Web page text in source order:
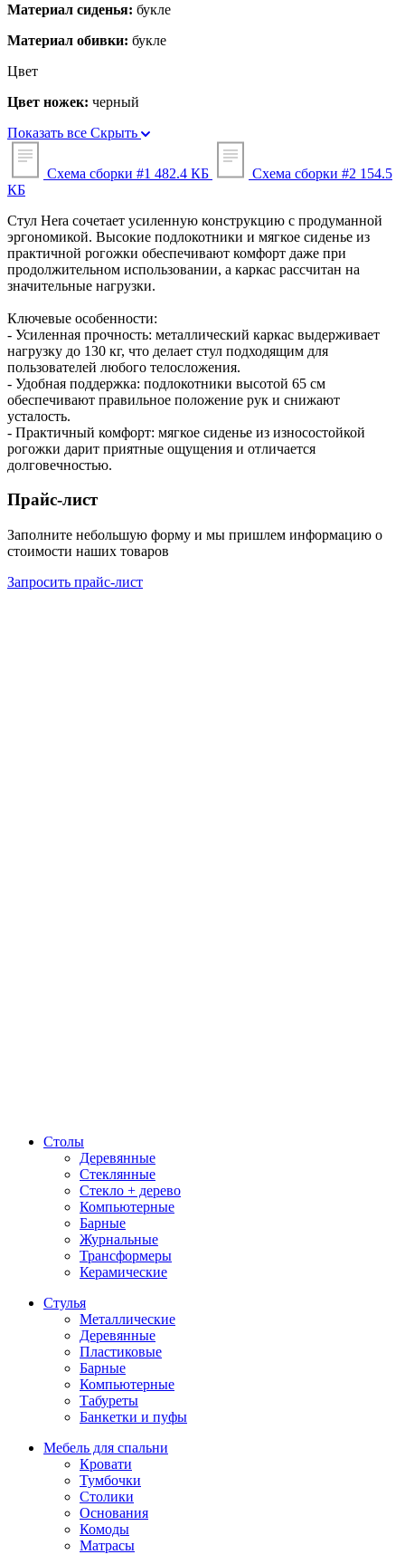
Материал сиденья: букле
Материал обивки: букле
Цвет
Цвет ножек: черный
Показать все Скрыть
Схема сборки #1 482.4 КБ Схема сборки #2 154.5
КБ
Стул Hera сочетает усиленную конструкцию с продуманной
эргономикой. Высокие подлокотники и мягкое сиденье из
практичной рогожки обеспечивают комфорт даже при
продолжительном использовании, а каркас рассчитан на
значительные нагрузки.
Ключевые особенности:
- Усиленная прочность: металлический каркас выдерживает
нагрузку до 130 кг, что делает стул подходящим для
пользователей любого телосложения.
- Удобная поддержка: подлокотники высотой 65 см
обеспечивают правильное положение рук и снижают
усталость.
- Практичный комфорт: мягкое сиденье из износостойкой
рогожки дарит приятные ощущения и отличается
долговечностью.
Прайс-лист
Заполните небольшую форму и мы пришлем информацию о
стоимости наших товаров
Запросить прайс-лист
Столы
Деревянные
Стеклянные
Стекло + дерево
Компьютерные
Барные
Журнальные
Трансформеры
Керамические
Стулья
Металлические
Деревянные
Пластиковые
Барные
Компьютерные
Табуреты
Банкетки и пуфы
Мебель для спальни
Кровати
Тумбочки
Столики
Основания
Комоды
Матрасы